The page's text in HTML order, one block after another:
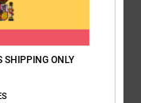
SHIPPING ONLY